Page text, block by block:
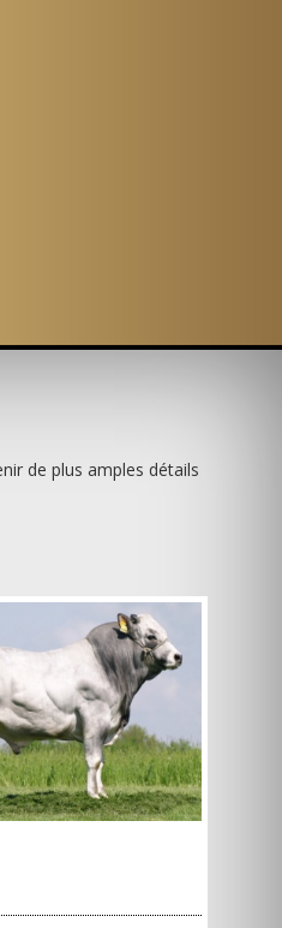
de plus amples détails